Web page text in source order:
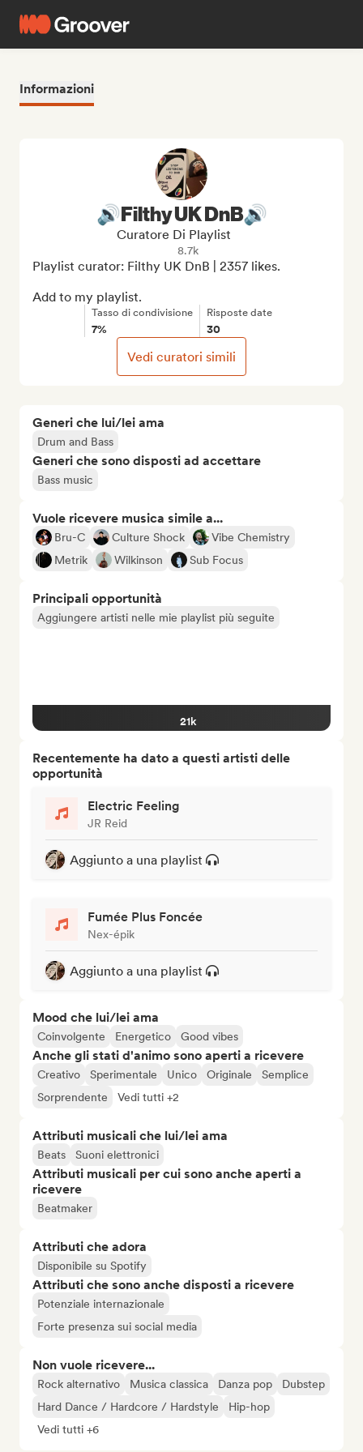
Informazioni
Generi che lui/lei ama
Drum and Bass
Generi che sono disposti ad accettare
Bass music
Vuole ricevere musica simile a...
Bru-C Culture Shock
Vibe Chemistry
Metrik
Wilkinson Sub Focus
Principali opportunità
Aggiungere artisti nelle mie playlist più seguite
21k
Recentemente ha dato a questi artisti delle
opportunità
Electric Feeling
JR Reid
Aggiunto a una playlist
Fumée Plus Foncée
Nex-épik
Aggiunto a una playlist
Mood che lui/lei ama
Coinvolgente Energetico Good vibes
Anche gli stati d'animo sono aperti a ricevere
Creativo Sperimentale Unico Originale
Semplice
Sorprendente
Vedi tutti +2
Attributi musicali che lui/lei ama
Beats Suoni elettronici
Attributi musicali per cui sono anche aperti a
ricevere
Beatmaker
Attributi che adora
Disponibile su Spotify
Attributi che sono anche disposti a ricevere
Potenziale internazionale
Forte presenza sui social media
Non vuole ricevere...
Rock alternativo Musica classica Danza pop
Dubstep
Hard Dance / Hardcore / Hardstyle
Hip-hop
Vedi tutti +6
🔊Filthy UK DnB🔊
Curatore Di Playlist
8.7k
Playlist curator: Filthy UK DnB | 2357 likes.
Add to my playlist.
Tasso di condivisione
7%
Risposte date
30
Vedi curatori simili